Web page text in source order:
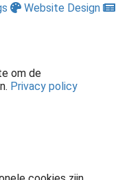
Website Design
om de
Privacy policy